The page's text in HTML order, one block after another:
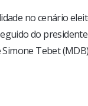
no cenário
do
Tebet